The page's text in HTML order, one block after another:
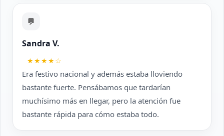
💬
Sandra V.
★★★★☆
Era festivo nacional y además estaba lloviendo
bastante fuerte. Pensábamos que tardarían
muchísimo más en llegar, pero la atención fue
bastante rápida para cómo estaba todo.